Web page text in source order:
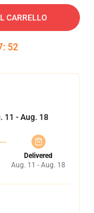
CARRELLO
: 50
11 - Aug. 18
Delivered
Aug. 11 - Aug. 18